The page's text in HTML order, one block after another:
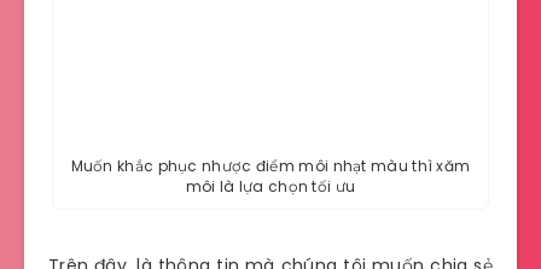
Muốn khắc phục nhược điểm môi nhạt màu thì xăm
môi là lựa chọn tối ưu